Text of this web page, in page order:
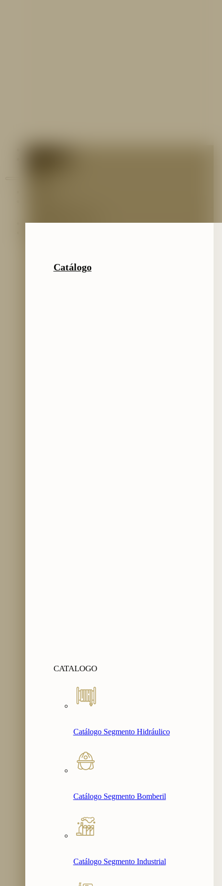
Preguntas frecuentes
Catálogo
CATALOGO
Catálogo Segmento Hidráulico
Catálogo Segmento Bomberil
Catálogo Segmento Industrial